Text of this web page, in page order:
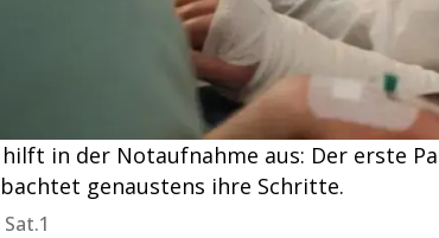
hilft in der Notaufnahme aus: Der erste
genaustens ihre Schritte.